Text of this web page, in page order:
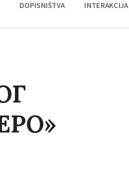
DOPISNIŠTVA INTERAKCIJA